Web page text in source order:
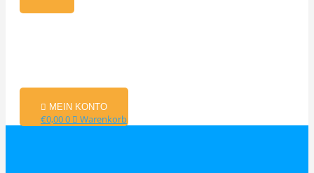
MEIN KONTO
€0,000 Warenkorb